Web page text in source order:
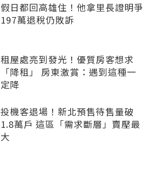
假日都回高雄住！他拿里長證明爭
197萬退稅仍敗訴
租屋處亮到發光！優質房客想求
「降租」 房東激賞：遇到這種一
定降
投機客退場！新北預售待售量破
1.8萬戶 這區「需求斷層」賣壓最
大